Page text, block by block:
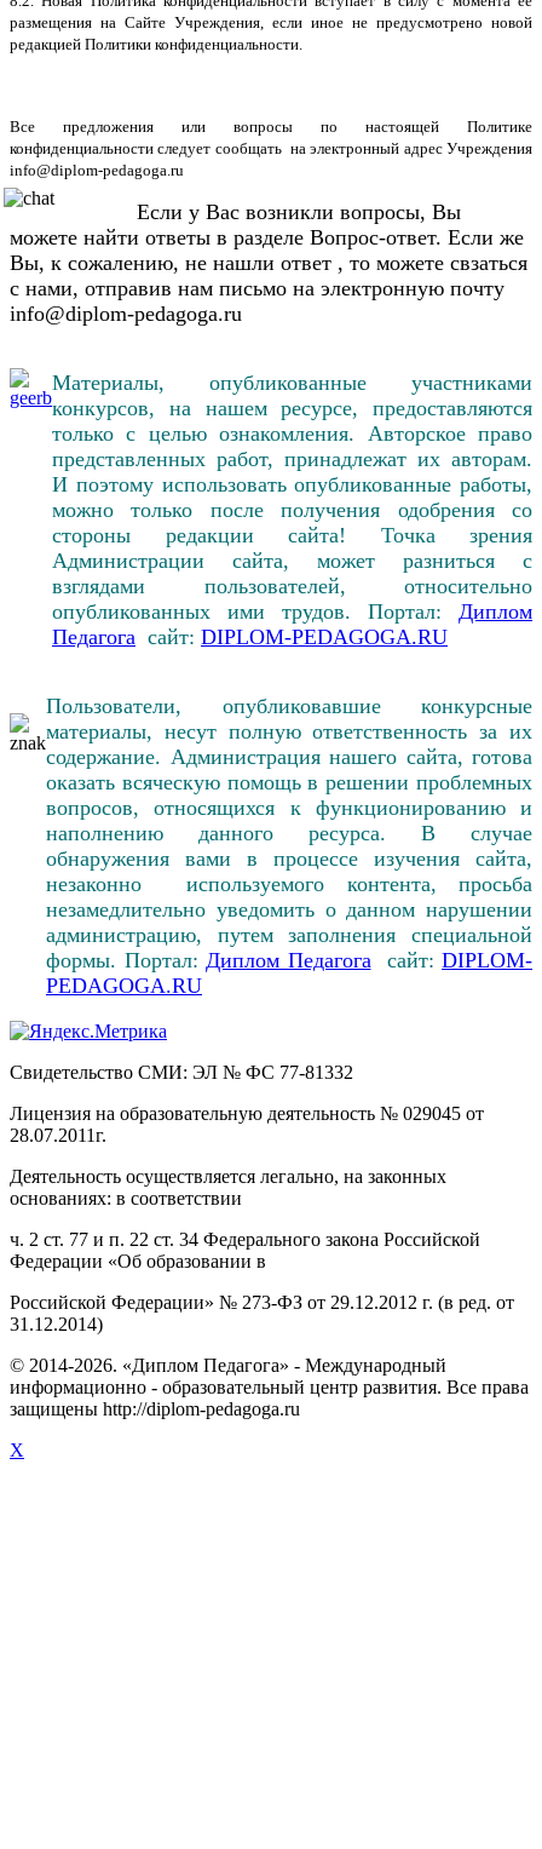
размещения на Сайте Учреждения, если иное не предусмотрено новой
редакцией Политики конфиденциальности.
Все предложения или вопросы по настоящей Политике
конфиденциальности следует сообщать на электронный адрес Учреждения
info@diplom-pedagoga.ru
Если у Вас возникли вопросы, Вы
можете найти ответы в разделе Вопрос-ответ. Если же
Вы, к сожалению, не нашли ответ , то можете свзаться
с нами, отправив нам письмо на электронную почту
info@diplom-pedagoga.ru
Материалы, опубликованные участниками
конкурсов, на нашем ресурсе, предоставляются
только с целью ознакомления. Авторское право
представленных работ, принадлежат их авторам.
И поэтому использовать опубликованные работы,
можно только после получения одобрения со
стороны редакции сайта! Точка зрения
Администрации сайта, может разниться с
взглядами пользователей, относительно
опубликованных ими трудов. Портал: Диплом
Педагога сайт: DIPLOM-PEDAGOGA.RU
Пользователи, опубликовавшие конкурсные
материалы, несут полную ответственность за их
содержание. Администрация нашего сайта, готова
оказать всяческую помощь в решении проблемных
вопросов, относящихся к функционированию и
наполнению данного ресурса. В случае
обнаружения вами в процессе изучения сайта,
незаконно используемого контента, просьба
незамедлительно уведомить о данном нарушении
администрацию, путем заполнения специальной
формы. Портал: Диплом Педагогасайт: DIPLOM-
PEDAGOGA.RU
Свидетельство СМИ: ЭЛ № ФС 77-81332
Лицензия на образовательную деятельность № 029045 от
28.07.2011г.
Деятельность осуществляется легально, на законных
основаниях: в соответствии
ч. 2 ст. 77 и п. 22 ст. 34 Федерального закона Российской
Федерации «Об образовании в
Российской Федерации» № 273-ФЗ от 29.12.2012 г. (в ред. от
31.12.2014)
© 2014-2026. «Диплом Педагога» - Международный
информационно - образовательный центр развития. Все права
защищены http://diplom-pedagoga.ru
X